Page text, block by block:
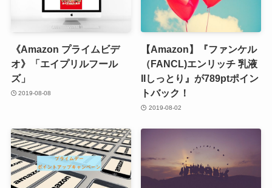
《Amazon プライムビデ
オ》「エイプリルフール
ズ」
2019-08-08
【Amazon】『ファンケル
（FANCL)エンリッチ 乳液
IIしっとり』が789ptポイン
トバック！
2019-08-02